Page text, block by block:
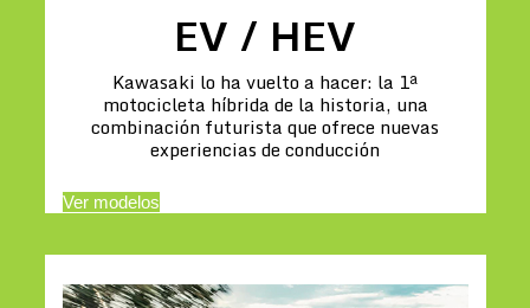
EV / HEV
Kawasaki lo ha vuelto a hacer: la 1ª
motocicleta híbrida de la historia, una
combinación futurista que ofrece nuevas
experiencias de conducción
Ver modelos